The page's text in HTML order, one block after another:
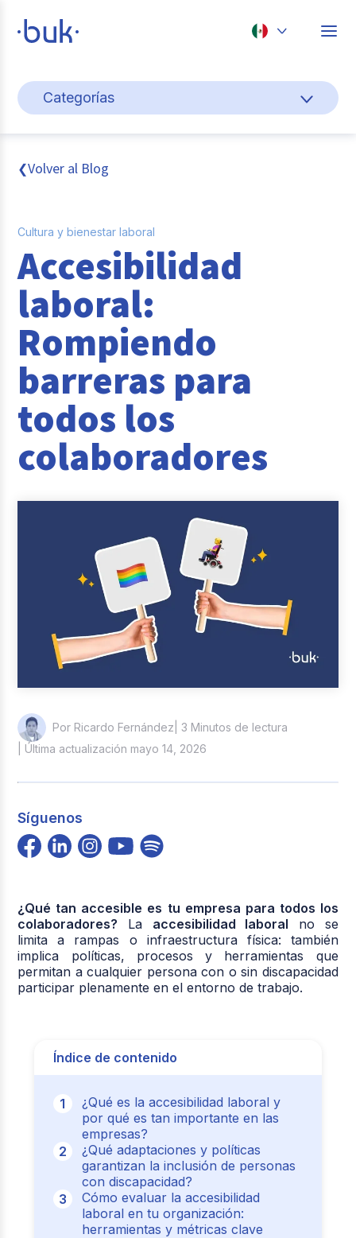
Perú
Categorías
Gestión de personas
Cultura y bienestar laboral
Transformación digital
Tendencias y data
Novedades
Entrevistas con expertos
Casos de éxito
Actualidad laboral
❮Volver al Blog
Cultura y bienestar laboral
Accesibilidad
laboral:
Rompiendo
barreras para
todos los
colaboradores
Por Ricardo Fernández | 3 Minutos de lectura
| Última actualización mayo 14, 2026
Síguenos
¿Qué tan accesible es tu empresa para todos los
colaboradores? La accesibilidad laboral no se
limita a rampas o infraestructura física: también
implica políticas, procesos y herramientas que
permitan a cualquier persona con o sin discapacidad
participar plenamente en el entorno de trabajo.
Índice de contenido
¿Qué es la accesibilidad laboral y
por qué es tan importante en las
empresas?
¿Qué adaptaciones y políticas
garantizan la inclusión de personas
con discapacidad?
Cómo evaluar la accesibilidad
laboral en tu organización:
herramientas y métricas clave